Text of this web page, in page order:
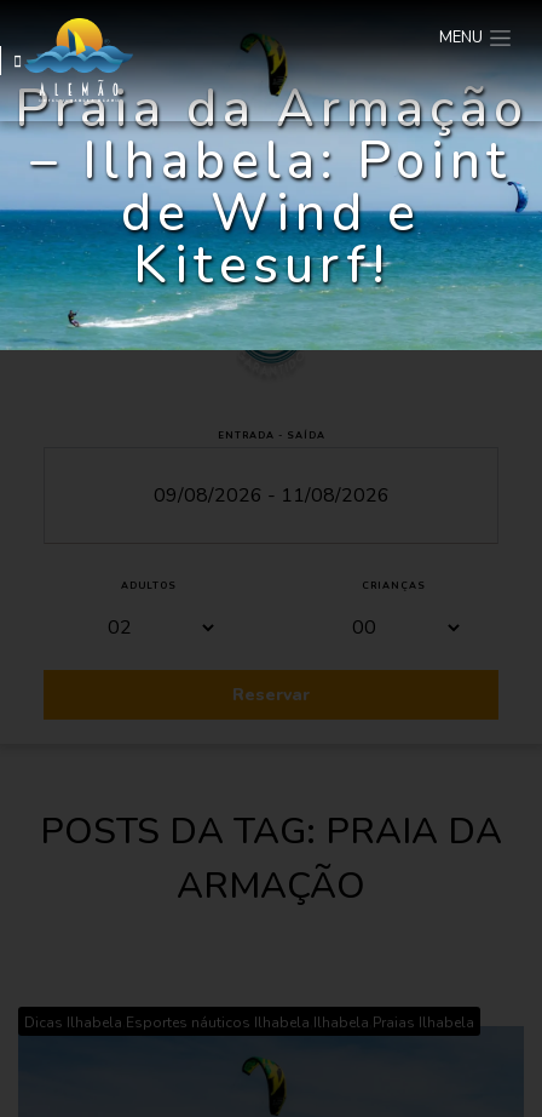
MENU
Praia da Armação
– Ilhabela: Point
de Wind e
Kitesurf!
ENTRADA - SAÍDA
ADULTOS CRIANÇAS
Reservar
POSTS DA TAG: PRAIA DA
ARMAÇÃO
Dicas Ilhabela Esportes náuticos Ilhabela Ilhabela Praias Ilhabela